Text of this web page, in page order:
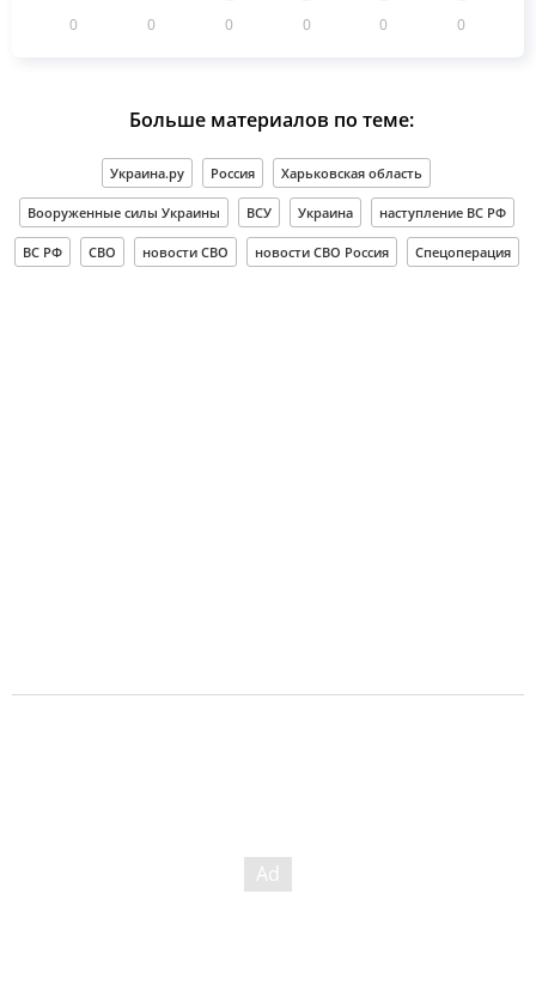
0 0 0 0 0 0
Больше материалов по теме:
Украина.ру Россия Харьковская область
Вооруженные силы Украины ВСУ Украина наступление ВС РФ
ВС РФ СВО новости СВО новости СВО Россия Спецоперация